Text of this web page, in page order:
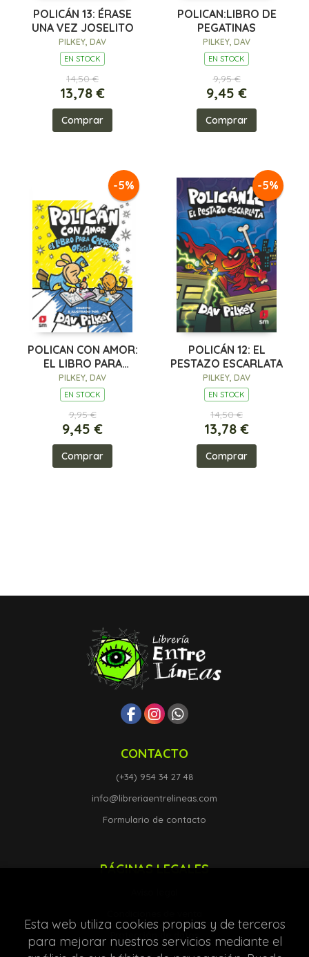
POLICÁN 13: ÉRASE
UNA VEZ JOSELITO
PILKEY, DAV
EN STOCK
14,50 €
13,78 €
Comprar
POLICAN:LIBRO DE
PEGATINAS
PILKEY, DAV
EN STOCK
9,95 €
9,45 €
Comprar
-5%
POLICAN CON AMOR:
EL LIBRO PARA
COLOREAR OFICIAL
PILKEY, DAV
EN STOCK
9,95 €
9,45 €
Comprar
-5%
POLICÁN 12: EL
PESTAZO ESCARLATA
PILKEY, DAV
EN STOCK
14,50 €
13,78 €
Comprar
CONTACTO
(+34) 954 34 27 48
info@libreriaentrelineas.com
Formulario de contacto
PÁGINAS LEGALES
Protección de datos
Esta web utiliza cookies propias y de terceros
para mejorar nuestros servicios mediante el